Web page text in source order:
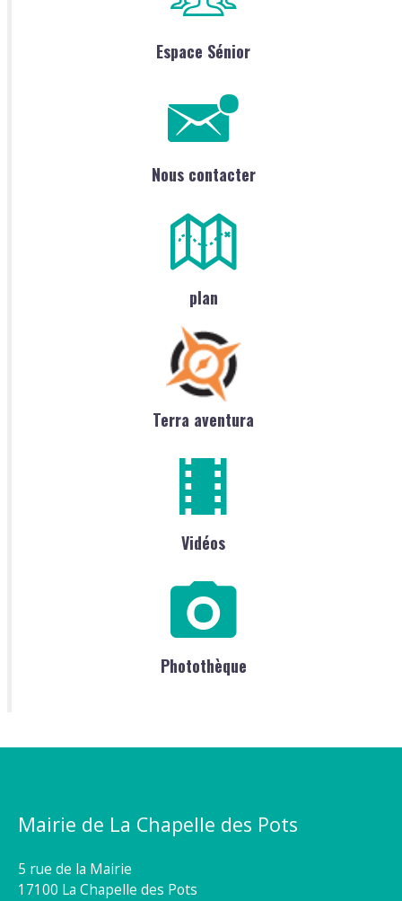
Espace Sénior
Nous contacter
plan
Terra aventura
Vidéos
Photothèque
Mairie de La Chapelle des Pots
5 rue de la Mairie
17100 La Chapelle des Pots